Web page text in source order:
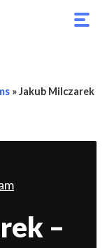
»Jakub Milczarek
–